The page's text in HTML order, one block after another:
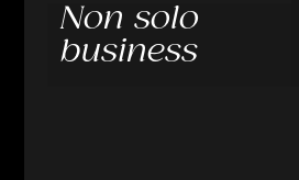
Non solo
business